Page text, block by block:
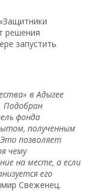
решения
запустить
в Адыгее
Подобран
фонда
полученным
позволяет
чему
на месте, а если
его
Свеженец.